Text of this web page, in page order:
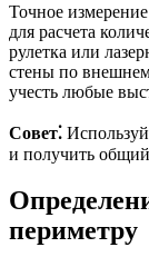
Точное
для расчета
рулетка или
стены по
учесть любые
Совет⁚
и получить
периметру